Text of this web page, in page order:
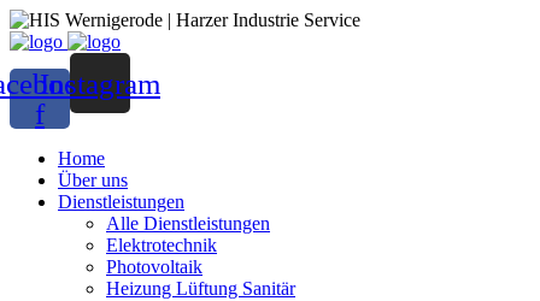
f
Instagram
Home
Über uns
Dienstleistungen
Alle Dienstleistungen
Elektrotechnik
Photovoltaik
Heizung Lüftung Sanitär